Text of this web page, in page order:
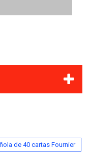
de 40 cartas Fournier